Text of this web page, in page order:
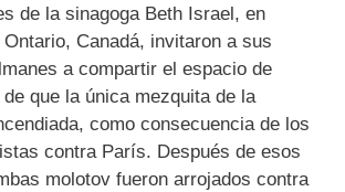
de la sinagoga Beth Israel, en
Ontario, Canadá, invitaron a sus
a compartir el espacio de
que la única mezquita de la
como consecuencia de los
contra París. Después de esos
molotov fueron arrojados contra